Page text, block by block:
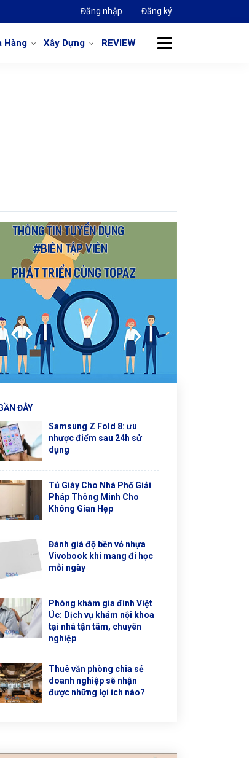
Đăng nhập Đăng ký
Hàng Xây Dựng REVIEW
ĐÂY
Samsung Z Fold 8: ưu
nhược điểm sau 24h sử
dụng
Tủ Giày Cho Nhà Phố Giải
Pháp Thông Minh Cho
Không Gian Hẹp
Đánh giá độ bền vỏ nhựa
Vivobook khi mang đi học
mỗi ngày
Phòng khám gia đình Việt
Úc: Dịch vụ khám nội khoa
tại nhà tận tâm, chuyên
nghiệp
Thuê văn phòng chia sẻ
doanh nghiệp sẽ nhận
được những lợi ích nào?